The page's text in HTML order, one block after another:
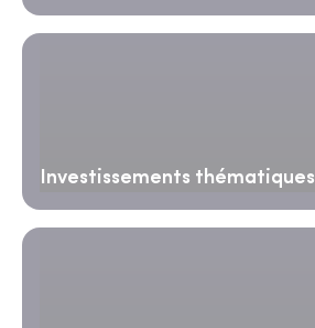
Investissements thématiques